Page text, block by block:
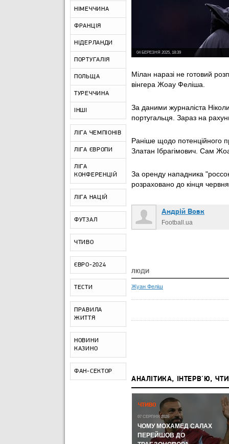
НІМЕЧЧИНА
ФРАНЦІЯ
НІДЕРЛАНДИ
ПОРТУГАЛІЯ
ПОЛЬЩА
ТУРЕЧЧИНА
ІНШІ
ЛІГА ЧЕМПІОНІВ
ЛІГА ЄВРОПИ
ЛІГА
КОНФЕРЕНЦІЙ
ЛІГА НАЦІЙ
ФУТЗАЛ
ЧТИВО
ЄВРО-2024
ТЕСТИ
ПРАВИЛА
ЖИТТЯ
НОВИНИ
КАЗИНО
ФАН-СЕКТОР
04 БЕРЕЗНЯ 2025, 18:39
Мілан наразі не готовий
вінгера Жоау Феліша.
За даними журналіста
португальця. Зараз на
Раніше щодо потенційного
Златан Ібрагімович. Сам
За оренду нападника
розраховано до кінця
Андрій Вовк
Football.ua
ЛЮДИ
Жуан Феліш
АНАЛІТИКА, ІНТЕРВ'Ю,
ЧТИВО
07 СЕРПНЯ 2026
ЧОМУ МОХАМЕД САЛАХ
ПЕРЕЙШОВ ДО